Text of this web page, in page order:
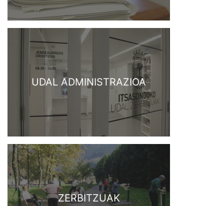
UDAL ADMINISTRAZIOA
ZERBITZUAK